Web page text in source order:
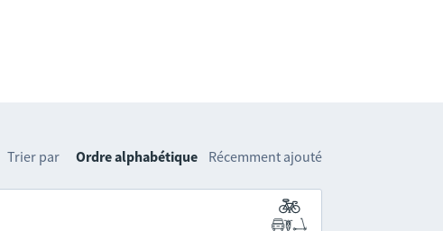
Trier par Ordre alphabétique Récemment ajouté